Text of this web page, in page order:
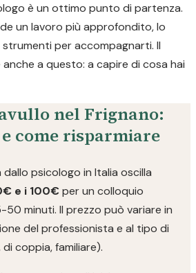
è un ottimo punto di partenza.
un lavoro più approfondito, lo
per accompagnarti. Il
a questo: a capire di cosa hai
nel Frignano:
come risparmiare
psicologo in Italia oscilla
e i 100€ per un colloquio
minuti. Il prezzo può variare in
del professionista e al tipo di
coppia, familiare).